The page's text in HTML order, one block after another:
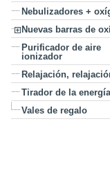
Nebulizadores +
Nuevas barras de
Purificador de aire
ionizador
Relajación,
Tirador de la energía
Vales de regalo